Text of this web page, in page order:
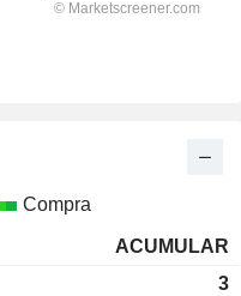
Compra
ACUMULAR
3